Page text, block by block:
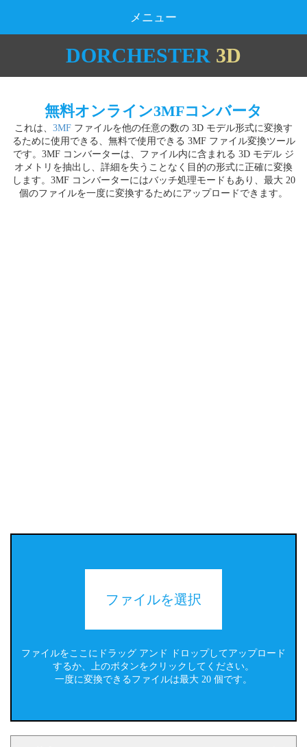
メニュー
DORCHESTER 3D
無料オンライン3MFコンバータ
これは、 3MF ファイルを他の任意の数の 3D モデル形式に変換す
るために使用できる、無料で使用できる 3MF ファイル変換ツール
です。3MF コンバーターは、ファイル内に含まれる 3D モデル ジ
オメトリを抽出し、詳細を失うことなく目的の形式に正確に変換
します。3MF コンバーターにはバッチ処理モードもあり、最大 20
個のファイルを一度に変換するためにアップロードできます。
ファイルを選択
ファイルをここにドラッグ アンド ドロップしてアップロード
するか、上のボタンをクリックしてください。
一度に変換できるファイルは最大 20 個です。